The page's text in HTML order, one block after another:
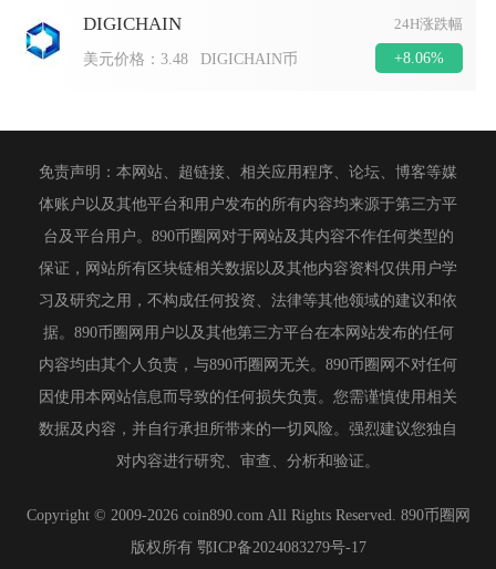
DIGICHAIN 24H涨跌幅
美元价格：3.48 DIGICHAIN币 +8.06%
免责声明：本网站、超链接、相关应用程序、论坛、博客等媒
体账户以及其他平台和用户发布的所有内容均来源于第三方平
台及平台用户。890币圈网对于网站及其内容不作任何类型的
保证，网站所有区块链相关数据以及其他内容资料仅供用户学
习及研究之用，不构成任何投资、法律等其他领域的建议和依
据。890币圈网用户以及其他第三方平台在本网站发布的任何
内容均由其个人负责，与890币圈网无关。890币圈网不对任何
因使用本网站信息而导致的任何损失负责。您需谨慎使用相关
数据及内容，并自行承担所带来的一切风险。强烈建议您独自
对内容进行研究、审查、分析和验证。
Copyright © 2009-2026 coin890.com All Rights Reserved. 890币圈网
版权所有 鄂ICP备2024083279号-17